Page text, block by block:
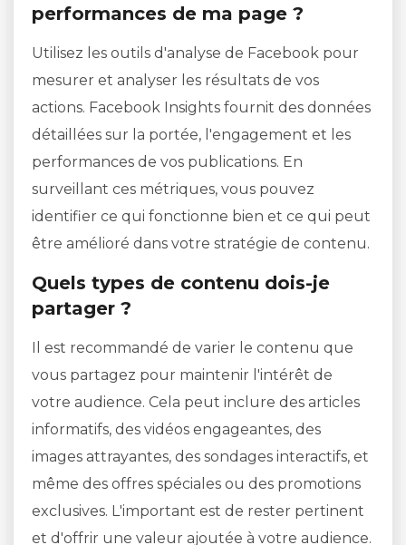
performances de ma page ?
Utilisez les outils d'analyse de Facebook pour
mesurer et analyser les résultats de vos
actions. Facebook Insights fournit des données
détaillées sur la portée, l'engagement et les
performances de vos publications. En
surveillant ces métriques, vous pouvez
identifier ce qui fonctionne bien et ce qui peut
être amélioré dans votre stratégie de contenu.
Quels types de contenu dois-je
partager ?
Il est recommandé de varier le contenu que
vous partagez pour maintenir l'intérêt de
votre audience. Cela peut inclure des articles
informatifs, des vidéos engageantes, des
images attrayantes, des sondages interactifs, et
même des offres spéciales ou des promotions
exclusives. L'important est de rester pertinent
et d'offrir une valeur ajoutée à votre audience.